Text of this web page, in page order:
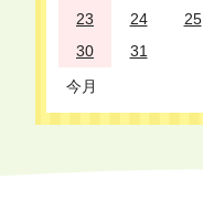
23
24 25
30
31
今月